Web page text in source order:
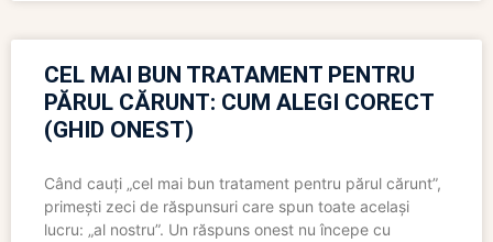
CEL MAI BUN TRATAMENT PENTRU
PĂRUL CĂRUNT: CUM ALEGI CORECT
(GHID ONEST)
Când cauți „cel mai bun tratament pentru părul cărunt”,
primești zeci de răspunsuri care spun toate același
lucru: „al nostru”. Un răspuns onest nu începe cu